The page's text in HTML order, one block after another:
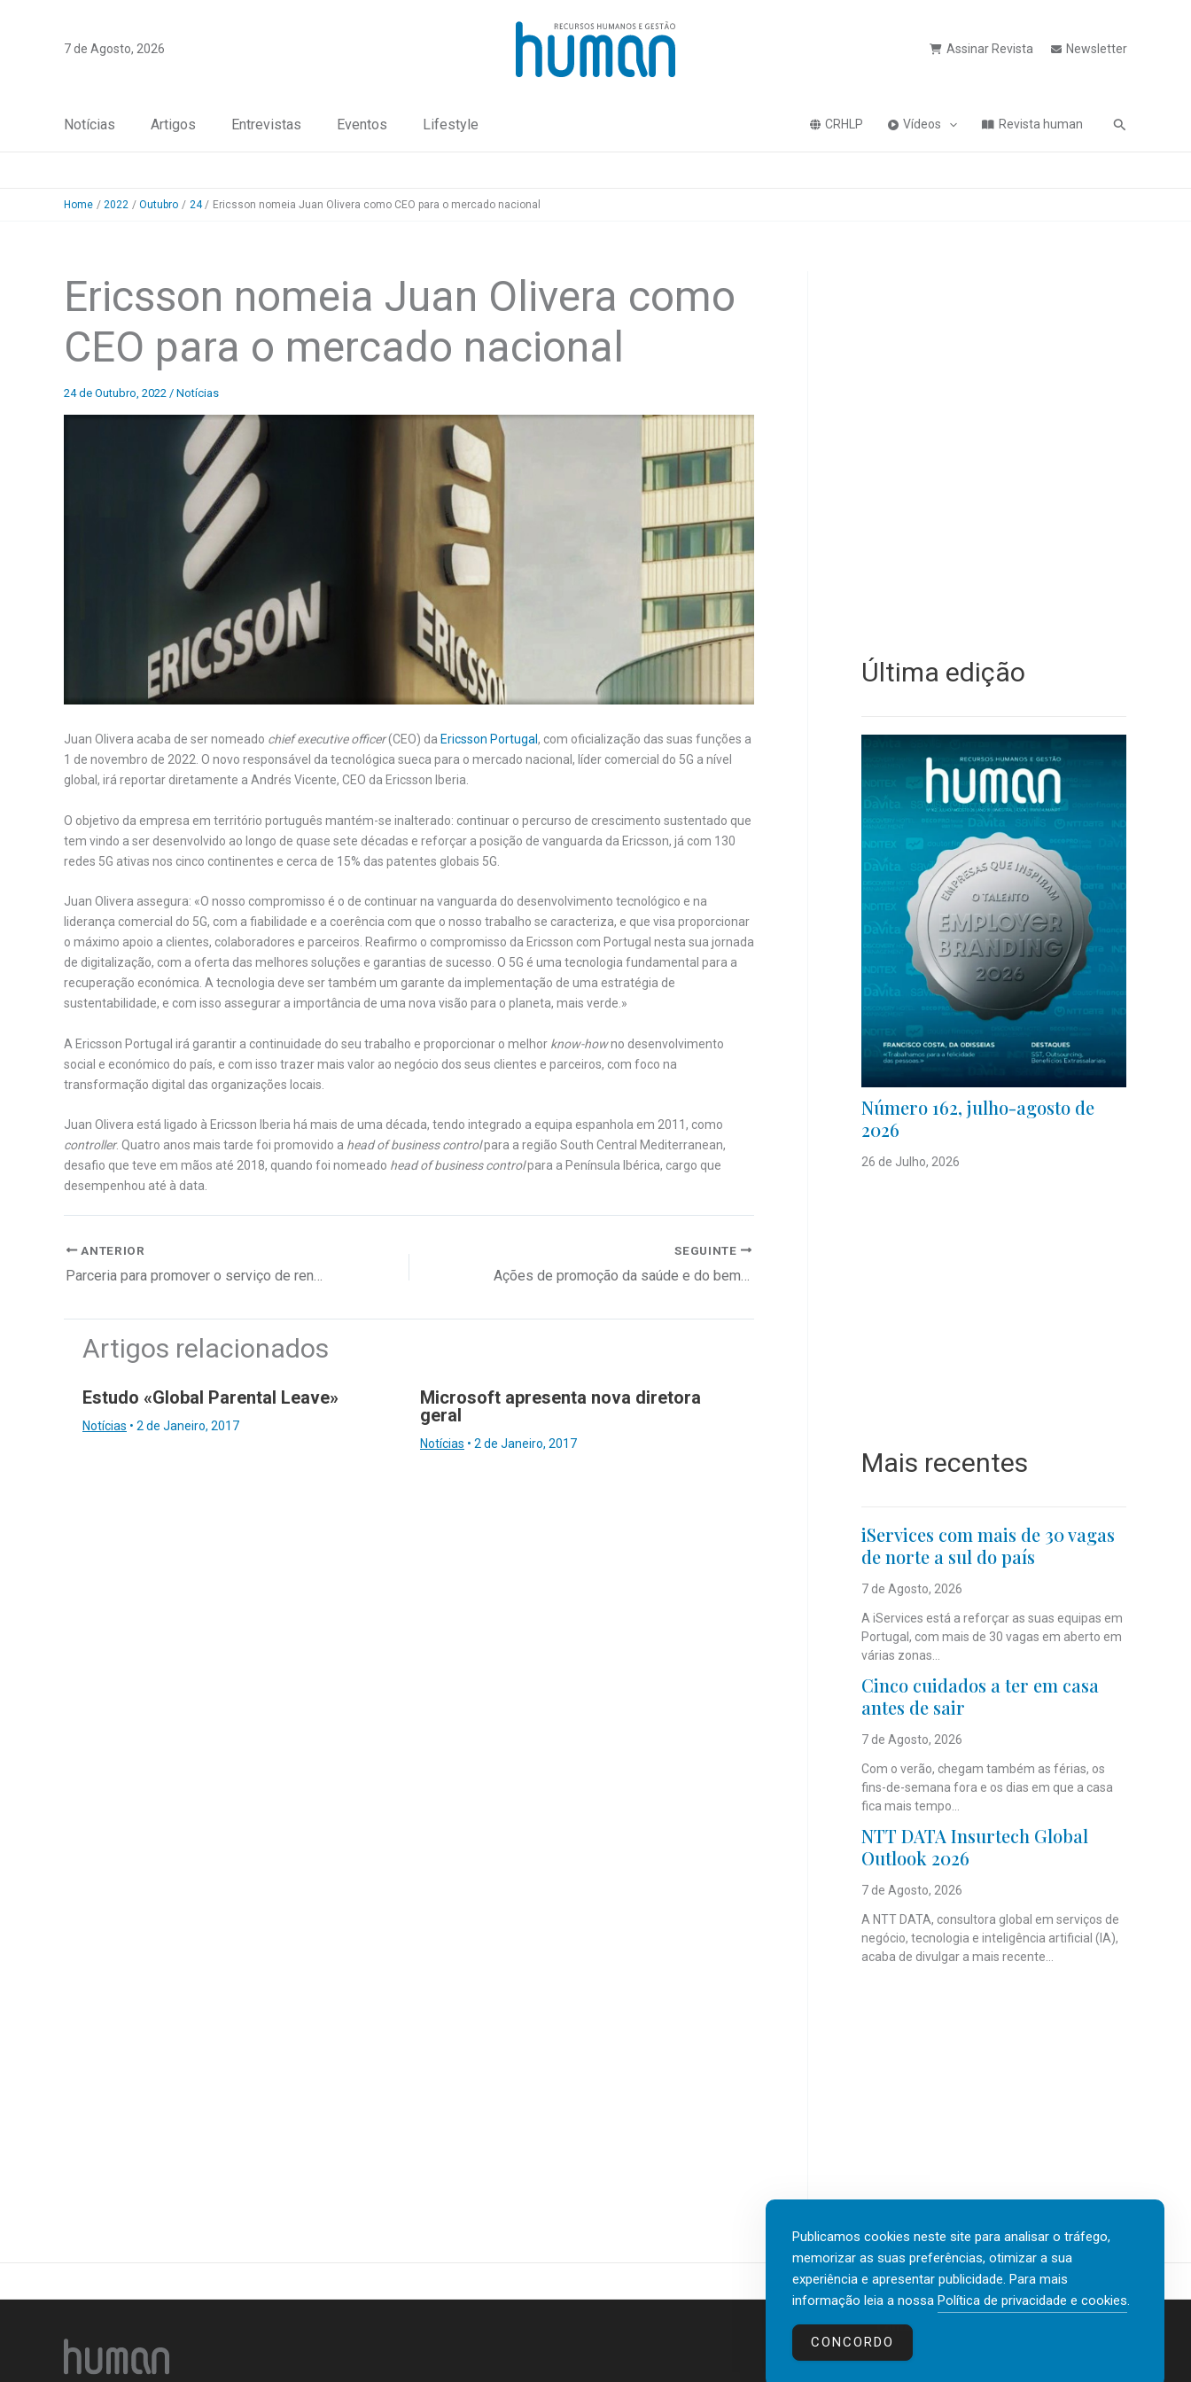
7 de Agosto, 2026 Assinar Revista Newsletter
Notícias Artigos Entrevistas Eventos Lifestyle CRHLP Vídeos Revista human Pesquisa
Home 2022 Outubro 24 Ericsson nomeia Juan Olivera como CEO para o mercado nacional
Ericsson nomeia Juan Olivera como
CEO para o mercado nacional
24 de Outubro, 2022 / Notícias
Juan Olivera acaba de ser nomeado chief executive officer(CEO) da Ericsson Portugal, com oficialização das suas funções a
1 de novembro de 2022. O novo responsável da tecnológica sueca para o mercado nacional, líder comercial do 5G a nível
global, irá reportar diretamente a Andrés Vicente, CEO da Ericsson Iberia.
O objetivo da empresa em território português mantém-se inalterado: continuar o percurso de crescimento sustentado que
tem vindo a ser desenvolvido ao longo de quase sete décadas e reforçar a posição de vanguarda da Ericsson, já com 130
redes 5G ativas nos cinco continentes e cerca de 15% das patentes globais 5G.
Juan Olivera assegura: «O nosso compromisso é o de continuar na vanguarda do desenvolvimento tecnológico e na
liderança comercial do 5G, com a fiabilidade e a coerência com que o nosso trabalho se caracteriza, e que visa proporcionar
o máximo apoio a clientes, colaboradores e parceiros. Reafirmo o compromisso da Ericsson com Portugal nesta sua jornada
de digitalização, com a oferta das melhores soluções e garantias de sucesso. O 5G é uma tecnologia fundamental para a
recuperação económica. A tecnologia deve ser também um garante da implementação de uma estratégia de
sustentabilidade, e com isso assegurar a importância de uma nova visão para o planeta, mais verde.»
A Ericsson Portugal irá garantir a continuidade do seu trabalho e proporcionar o melhor know-howno desenvolvimento
social e económico do país, e com isso trazer mais valor ao negócio dos seus clientes e parceiros, com foco na
transformação digital das organizações locais.
Juan Olivera está ligado à Ericsson Iberia há mais de uma década, tendo integrado a equipa espanhola em 2011, como
controller. Quatro anos mais tarde foi promovido a head of business controlpara a região South Central Mediterranean,
desafio que teve em mãos até 2018, quando foi nomeado head of business controlpara a Península Ibérica, cargo que
desempenhou até à data.
ANTERIOR SEGUINTE
Artigos relacionados
Estudo «Global Parental Leave»
Notícias • 2 de Janeiro, 2017
Microsoft apresenta nova diretora
geral
Notícias • 2 de Janeiro, 2017
Última edição
Número 162, julho-agosto de
2026
26 de Julho, 2026
Mais recentes
iServices com mais de 30 vagas
de norte a sul do país
7 de Agosto, 2026
A iServices está a reforçar as suas equipas em
Portugal, com mais de 30 vagas em aberto em
várias zonas...
Cinco cuidados a ter em casa
antes de sair
7 de Agosto, 2026
Com o verão, chegam também as férias, os
fins-de-semana fora e os dias em que a casa
fica mais tempo...
NTT DATA Insurtech Global
Outlook 2026
7 de Agosto, 2026
A NTT DATA, consultora global em serviços de
negócio, tecnologia e inteligência artificial (IA),
acaba de divulgar a mais recente...
Contactos
Publicamos cookies neste site para analisar o tráfego,
memorizar as suas preferências, otimizar a sua
experiência e apresentar publicidade. Para mais
informação leia a nossa Política de privacidade e cookies.
CONCORDO